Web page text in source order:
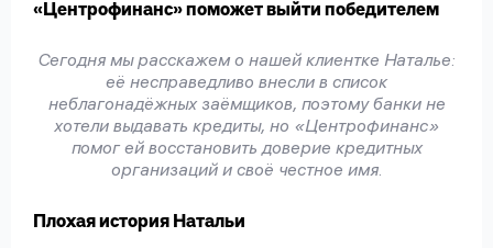
«Центрофинанс» поможет выйти победителем
Сегодня мы расскажем о нашей клиентке Наталье:
её несправедливо внесли в список
неблагонадёжных заёмщиков, поэтому банки не
хотели выдавать кредиты, но «Центрофинанс»
помог ей восстановить доверие кредитных
организаций и своё честное имя.
Плохая история Натальи